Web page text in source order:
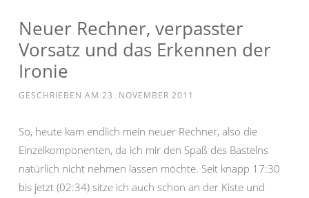
Neuer Rechner, verpasster
Vorsatz und das Erkennen der
Ironie
GESCHRIEBEN AM 23. NOVEMBER 2011
So, heute kam endlich mein neuer Rechner, also die
Einzelkomponenten, da ich mir den Spaß des Bastelns
natürlich nicht nehmen lassen möchte. Seit knapp 17:30
bis jetzt (02:34) sitze ich auch schon an der Kiste und